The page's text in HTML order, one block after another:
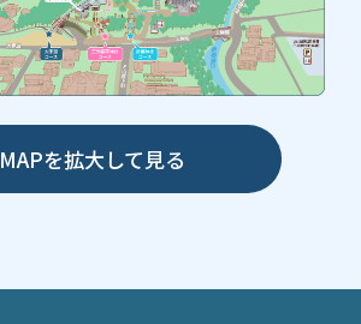
MAPを拡大して見る